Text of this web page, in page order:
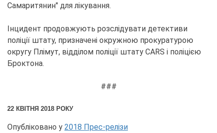
Самаритянин" для лікування.
Інцидент продовжують розслідувати детективи
поліції штату, призначені окружною прокуратурою
округу Плімут, відділом поліції штату CARS і поліцією
Броктона.
###
22 КВІТНЯ 2018 РОКУ
Опубліковано у 2018 Прес-релізи